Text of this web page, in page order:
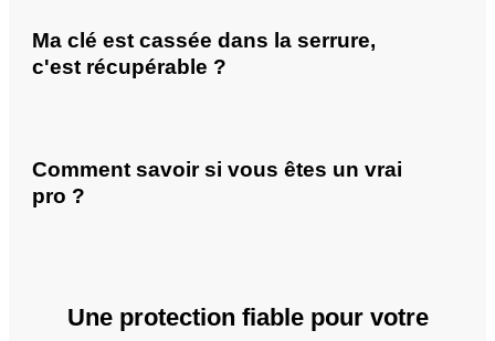
Ma clé est cassée dans la serrure,
c'est récupérable ?
Comment savoir si vous êtes un vrai
pro ?
Une protection fiable pour votre